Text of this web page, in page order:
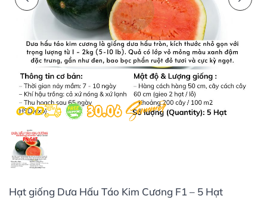
Hạt giống Dưa Hấu Táo Kim Cương F1 – 5 Hạt